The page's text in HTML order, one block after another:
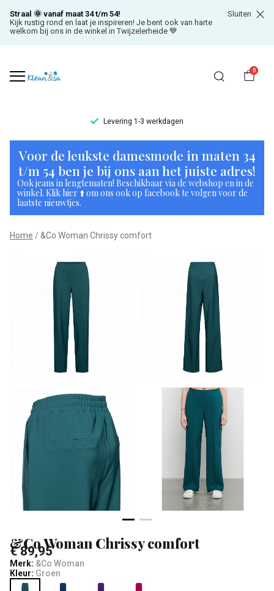
Straal 🌞 vanaf maat 34 t/m 54!
Kijk rustig rond en laat je inspireren! Je bent ook van harte
welkom bij ons in de winkel in Twijzelerheide 💙
Sluiten
0
Levering 1-3 werkdagen
&Co
Woman
Chrissy
comfort
-
Klean
Voor de leukste damesmode in maten 34
t/m 54 ben je bij ons aan het juiste adres!
Ook jeans in lengtematen! Beschikbaar via de webshop en in de
winkel. Klik hier ⬆️ om ons ook op facebook te volgen voor de
laatste nieuwtjes.
Home &Co Woman Chrissy comfort
&Co Woman Chrissy comfort
€ 89,95
Merk: &Co Woman
Kleur: Groen